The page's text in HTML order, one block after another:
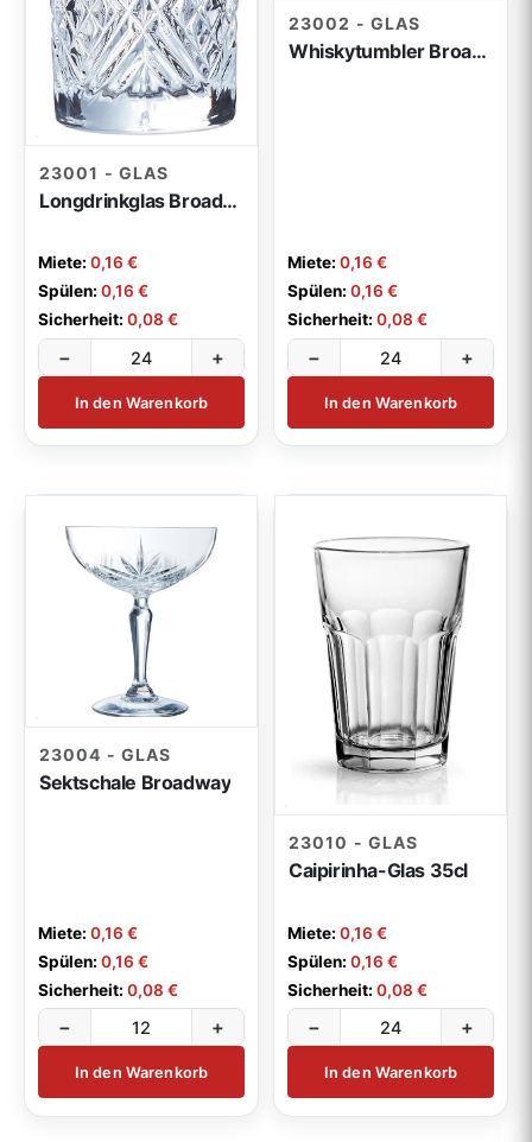
23001 - GLAS
Longdrinkglas Broadway 38cl
Miete:0,16 €
Spülen:0,16 €
Sicherheit:0,08 €
− +
In den Warenkorb
23002 - GLAS
Whiskytumbler Broadway 30cl
Miete:0,16 €
Spülen:0,16 €
Sicherheit:0,08 €
− +
In den Warenkorb
23004 - GLAS
Sektschale Broadway
Miete:0,16 €
Spülen:0,16 €
Sicherheit:0,08 €
− +
In den Warenkorb
23010 - GLAS
Caipirinha-Glas 35cl
Miete:0,16 €
Spülen:0,16 €
Sicherheit:0,08 €
− +
In den Warenkorb